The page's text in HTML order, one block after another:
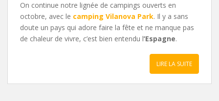
On continue notre lignée de campings ouverts en
octobre, avec le camping Vilanova Park. Il y a sans
doute un pays qui adore faire la fête et ne manque pas
de chaleur de vivre, c’est bien entendu l’Espagne.
LIRE LA SUITE